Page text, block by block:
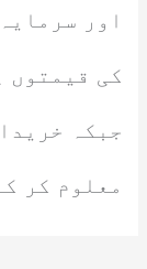
اور
کی قیمتوں
جبکہ
معلوم کر